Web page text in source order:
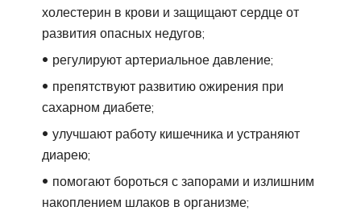
холестерин в крови и защищают сердце от
развития опасных недугов;
регулируют артериальное давление;
препятствуют развитию ожирения при
сахарном диабете;
улучшают работу кишечника и устраняют
диарею;
помогают бороться с запорами и излишним
накоплением шлаков в организме;